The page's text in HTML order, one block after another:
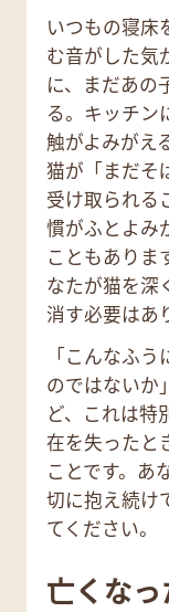
いつもの寝床
む音がした気
に、まだあの
る。キッチン
触がよみがえ
猫が「まだそ
受け取られる
慣がふとよみ
こともありま
なたが猫を深
消す必要はあ
「こんなふ
のではないか
ど、これは特
在を失ったと
ことです。あ
切に抱え続
てください。
亡くな